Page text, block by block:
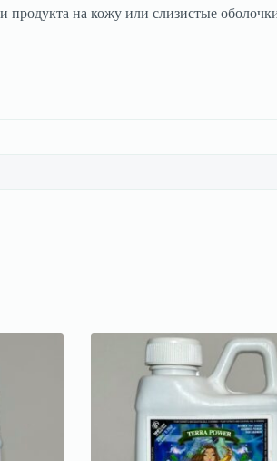
продукта на кожу или слизистые